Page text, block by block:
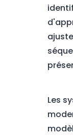
Les